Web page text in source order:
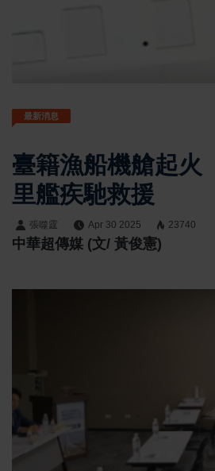
最新消息
臺籍漁船機艙起
里艦疾馳救援
張噬霆 Apr 30 2025 23740
中華超傳媒 (文/ 黃俊憲)